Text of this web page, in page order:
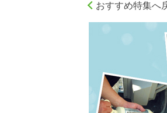
おすすめ特集へ